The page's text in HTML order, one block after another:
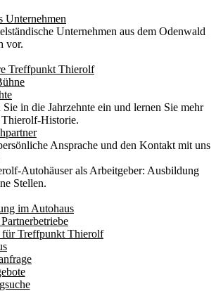
Unternehmen
Unternehmen aus dem Odenwald
vor.
Treffpunkt Thierolf
Sie in die Jahrzehnte ein und lernen Sie mehr
Thierolf-Historie.
Ansprache und den Kontakt mit uns
Autohäuser als Arbeitgeber: Ausbildung
Stellen.
im Autohaus
für Treffpunkt Thierolf